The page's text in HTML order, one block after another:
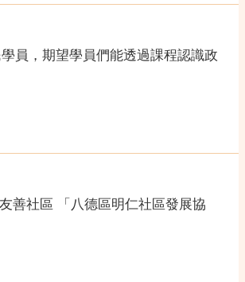
員，期望學員們能透過課程認識政
善社區 「八德區明仁社區發展協